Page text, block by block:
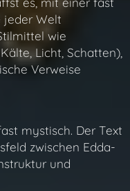
jeder Welt
wie
Licht, Schatten),
Verweise
mystisch. Der Text
zwischen Edda-
und